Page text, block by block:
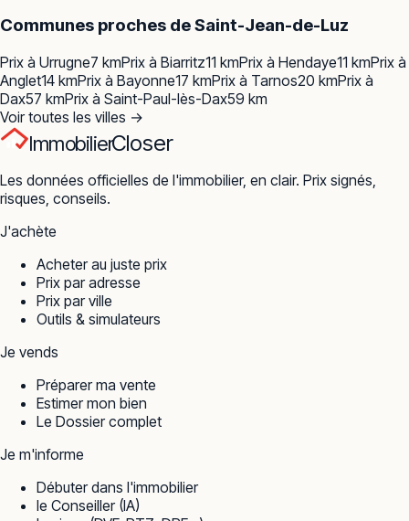
Communes proches deSaint-Jean-de-Luz
Prix à Urrugne7 kmPrix à Biarritz11 kmPrix à Hendaye11 kmPrix à
Anglet14 kmPrix à Bayonne17 kmPrix à Tarnos20 kmPrix à
Dax57 kmPrix à Saint-Paul-lès-Dax59 km
Voir toutes les villes →
ImmobilierCloser
Les données officielles de l'immobilier, en clair. Prix signés,
risques, conseils.
J'achète
Acheter au juste prix
Prix par adresse
Prix par ville
Outils & simulateurs
Je vends
Préparer ma vente
Estimer mon bien
Le Dossier complet
Je m'informe
Débuter dans l'immobilier
le Conseiller (IA)